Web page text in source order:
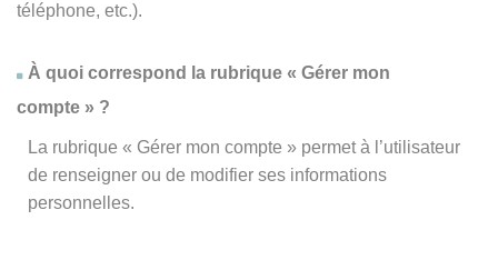
téléphone, etc.).
À quoi correspond la rubrique « Gérer mon
compte » ?
La rubrique « Gérer mon compte » permet à l’utilisateur
de renseigner ou de modifier ses informations
personnelles.